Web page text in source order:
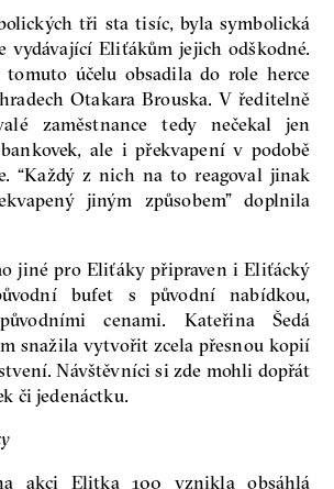
tři sta tisíc, byla symbolická
vydávající Eliťákům jejich odškodné.
účelu obsadila do role herce
Otakara Brouska. V ředitelně
zaměstnance tedy nečekal jen
ale i překvapení v podobě
“Každý z nich na to reagoval jinak
jiným způsobem” doplnila
jiné pro Eliťáky připraven i Eliťácký
bufet s původní nabídkou,
cenami. Kateřina Šedá
snažila vytvořit zcela přesnou kopií
Návštěvníci si zde mohli dopřát
či jedenáctku.
akci Elitka 100 vznikla obsáhlá